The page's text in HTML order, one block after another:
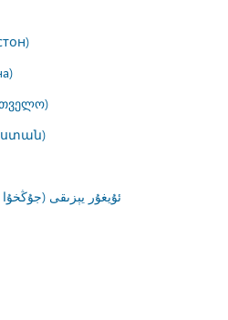
ئۇيغۇر يېزىقى